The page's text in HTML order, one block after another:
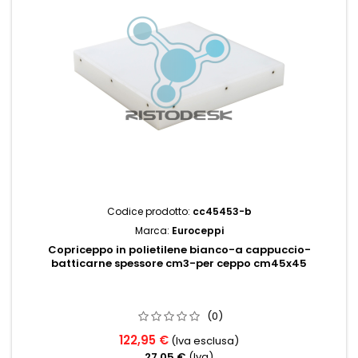
Codice prodotto: cc45453-b
Marca: Euroceppi
Copriceppo in polietilene bianco-a cappuccio-
batticarne spessore cm3-per ceppo cm45x45
(0)
122,95 € (Iva esclusa)